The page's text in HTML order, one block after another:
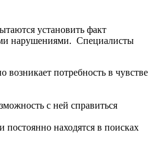
установить факт
нарушениями. Специалисты
возникает потребность в чувстве
с ней справиться
находятся в поисках